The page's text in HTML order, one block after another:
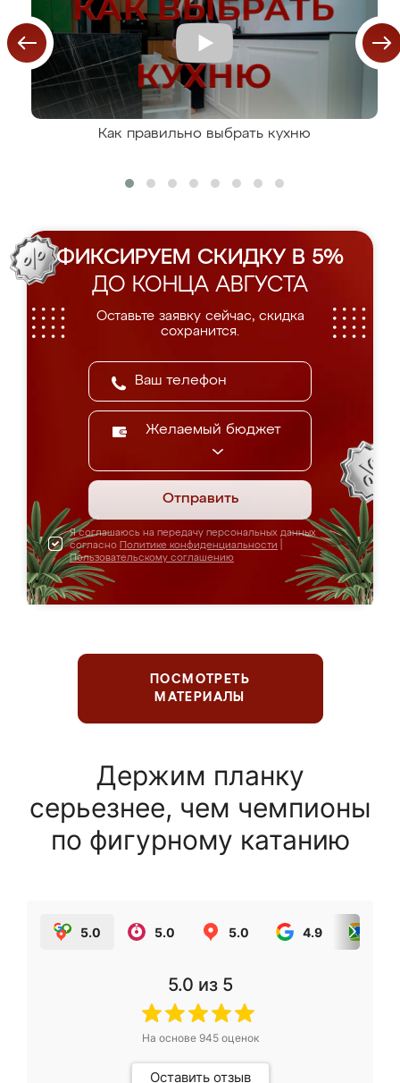
Как правильно выбрать кухню
ФИКСИРУЕМ СКИДКУ В 5%
ДО КОНЦА АВГУСТА
Оставьте заявку сейчас, скидка
сохранится.
Желаемый бюджет
Отправить
Я соглашаюсь на передачу персональных данных
согласно Политике конфиденциальности
Пользовательскому соглашению
ПОСМОТРЕТЬ
МАТЕРИАЛЫ
Держим планку
серьезнее, чем чемпионы
по фигурному катанию
5.0 5.0 5.0 4.9
5.0 из 5
На основе 945оценок
Оставить отзыв